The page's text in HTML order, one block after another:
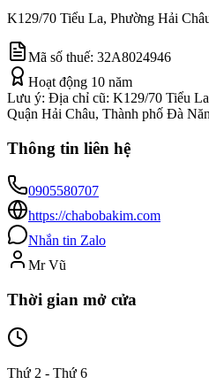
K129/70 Tiểu La, Phường Hải
Mã số thuế: 32A8024946
Hoạt động 10 năm
Lưu ý: Địa chỉ cũ: K129/70 Tiểu
Quận Hải Châu, Thành phố Đà
Thông tin liên hệ
0905580707
https://chabobakim.com
Nhắn tin Zalo
Mr Vũ
Thời gian mở cửa
Thứ 2 - Thứ 6